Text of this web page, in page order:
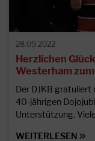
28.09.2022
Herzlichen
Westerham
Der DJKB
40-jährigen
Unterstützung.
WEITERLESEN